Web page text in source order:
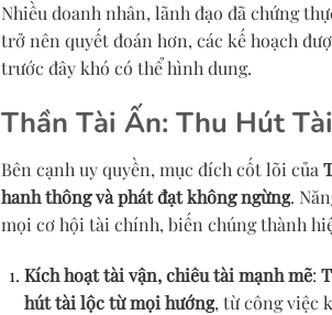
Nhiều doanh nhân, lãnh đạo đã chứng
trở nên quyết đoán hơn, các kế hoạch
trước đây khó có thể hình dung.
Thần Tài Ấn: Thu Hút
Bên cạnh uy quyền, mục đích cốt lõi của
hanh thông và phát đạt không ngừng.
mọi cơ hội tài chính, biến chúng thành
Kích hoạt tài vận, chiêu tài mạnh mẽ:
hút tài lộc từ mọi hướng, từ công việc